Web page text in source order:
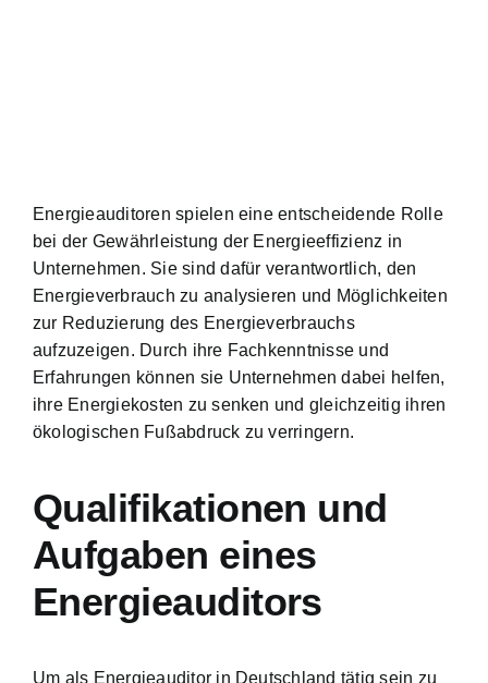
Energieauditoren spielen eine entscheidende Rolle
bei der Gewährleistung der Energieeffizienz in
Unternehmen. Sie sind dafür verantwortlich, den
Energieverbrauch zu analysieren und Möglichkeiten
zur Reduzierung des Energieverbrauchs
aufzuzeigen. Durch ihre Fachkenntnisse und
Erfahrungen können sie Unternehmen dabei helfen,
ihre Energiekosten zu senken und gleichzeitig ihren
ökologischen Fußabdruck zu verringern.
Qualifikationen und
Aufgaben eines
Energieauditors
Um als Energieauditor in Deutschland tätig sein zu